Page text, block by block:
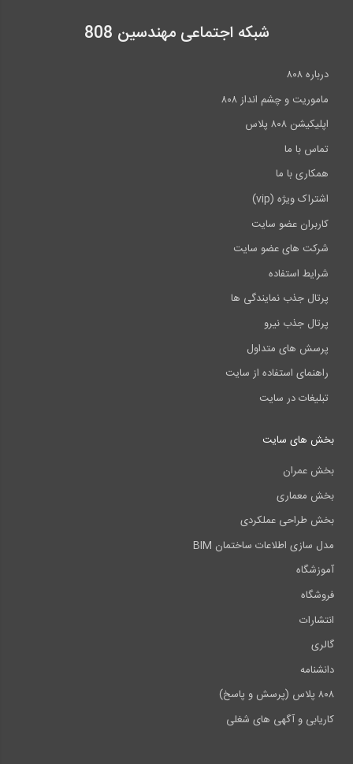
شبکه اجتماعی مهندسین 808
درباره ۸۰۸
ماموریت و چشم انداز ۸۰۸
اپلیکیشن ۸۰۸ پلاس
تماس با ما
همکاری با ما
اشتراک ویژه (vip)
کاربران عضو سایت
شرکت های عضو سایت
شرایط استفاده
پرتال جذب نمایندگی ها
پرتال جذب نیرو
پرسش های متداول
راهنمای استفاده از سایت
تبلیغات در سایت
بخش های سایت
بخش عمران
بخش معماری
بخش طراحی عملکردی
مدل سازی اطلاعات ساختمان BIM
آموزشگاه
فروشگاه
انتشارات
گالری
دانشنامه
۸۰۸ پلاس (پرسش و پاسخ)
کاریابی و آگهی های شغلی